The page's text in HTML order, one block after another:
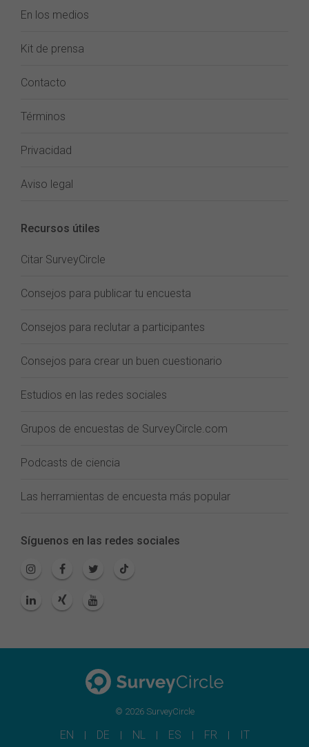
En los medios
Kit de prensa
Contacto
Términos
Privacidad
Aviso legal
Recursos útiles
Citar SurveyCircle
Consejos para publicar tu encuesta
Consejos para reclutar a participantes
Consejos para crear un buen cuestionario
Estudios en las redes sociales
Grupos de encuestas de SurveyCircle.com
Podcasts de ciencia
Las herramientas de encuesta más popular
Síguenos en las redes sociales
© 2026 SurveyCircle
EN DE NL ES FR IT